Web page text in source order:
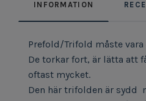
INFORMATION
Prefold/Trifold måste
De torkar fort, är lätta att
oftast mycket.
Den här trifolden är sydd